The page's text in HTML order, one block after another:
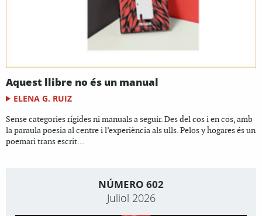
Aquest llibre no és un manual
ELENA G. RUIZ
Sense categories rígides ni manuals a seguir. Des del cos i en cos, amb
la paraula poesia al centre i l’experiència als ulls. Pelos y hogares és un
poemari trans escrit...
NÚMERO 602
Juliol 2026